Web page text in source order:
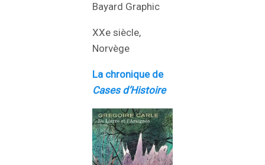
Bayard Graphic
XXe siècle,
Norvège
La chronique de
Cases d’Histoire